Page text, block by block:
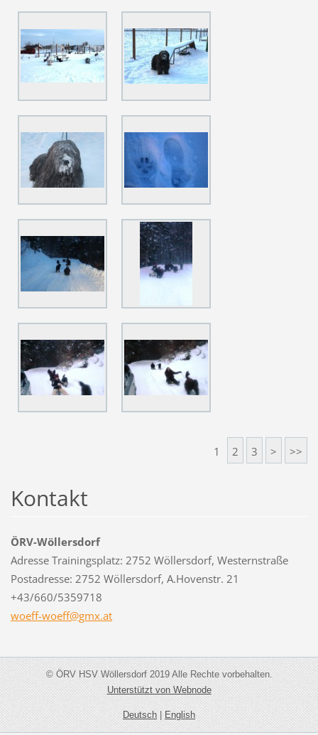
1 2 3 > >>
Kontakt
ÖRV-Wöllersdorf
Adresse Trainingsplatz: 2752 Wöllersdorf, Westernstraße
Postadresse: 2752 Wöllersdorf, A.Hovenstr. 21
+43/660/5359718
woeff-woeff@gmx.at
© ÖRV HSV Wöllersdorf 2019 Alle Rechte vorbehalten.
Unterstützt von Webnode
Deutsch|English